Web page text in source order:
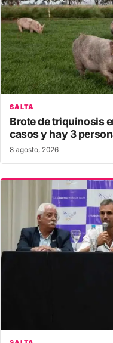
SALTA
Brote de triquinosis
casos y hay 3
8 agosto, 2026